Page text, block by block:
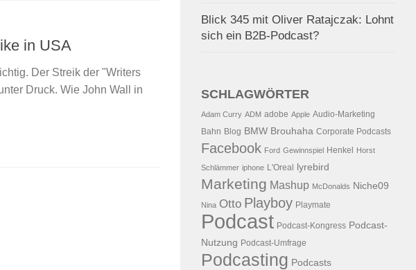
in USA
Der Streik der "Writers
Druck. Wie John Wall in
Blick 345 mit Oliver Ratajczak: Lohnt
sich ein B2B-Podcast?
SCHLAGWÖRTER
Adam Curry ADM adobe Apple Audio-Marketing
Bahn Blog BMW Brouhaha Corporate Podcasts
Facebook Ford Gewinnspiel Henkel Horst
Schlämmer iphone L'Oreal lyrebird
Marketing Mashup McDonalds Niche09
Nina Otto Playboy Playmate
Podcast Podcast-Kongress Podcast-
Nutzung Podcast-Umfrage
Podcasting Podcasts